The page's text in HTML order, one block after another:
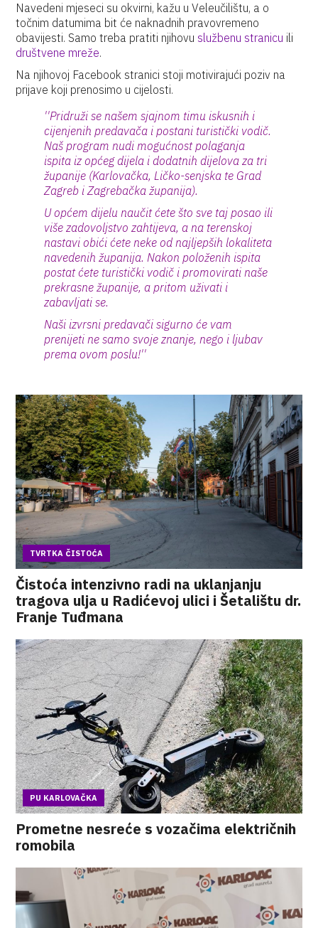
Navedeni mjeseci su okvirni, kažu u Veleučilištu, a o
točnim datumima bit će naknadnih pravovremeno
obavijesti. Samo treba pratiti njihovu službenu stranicu ili
društvene mreže.
Na njihovoj Facebook stranici stoji motivirajući poziv na
prijave koji prenosimo u cijelosti.
''Pridruži se našem sjajnom timu iskusnih i
cijenjenih predavača i postani turistički vodič.
Naš program nudi mogućnost polaganja
ispita iz općeg dijela i dodatnih dijelova za tri
županije (Karlovačka, Ličko-senjska te Grad
Zagreb i Zagrebačka županija).
U općem dijelu naučit ćete što sve taj posao ili
više zadovoljstvo zahtijeva, a na terenskoj
nastavi obići ćete neke od najljepših lokaliteta
navedenih županija. Nakon položenih ispita
postat ćete turistički vodič i promovirati naše
prekrasne županije, a pritom uživati i
zabavljati se.
Naši izvrsni predavači sigurno će vam
prenijeti ne samo svoje znanje, nego i ljubav
prema ovom poslu!''
TVRTKA ČISTOĆA
Čistoća intenzivno radi na uklanjanju
tragova ulja u Radićevoj ulici i Šetalištu dr.
Franje Tuđmana
PU KARLOVAČKA
Prometne nesreće s vozačima električnih
romobila